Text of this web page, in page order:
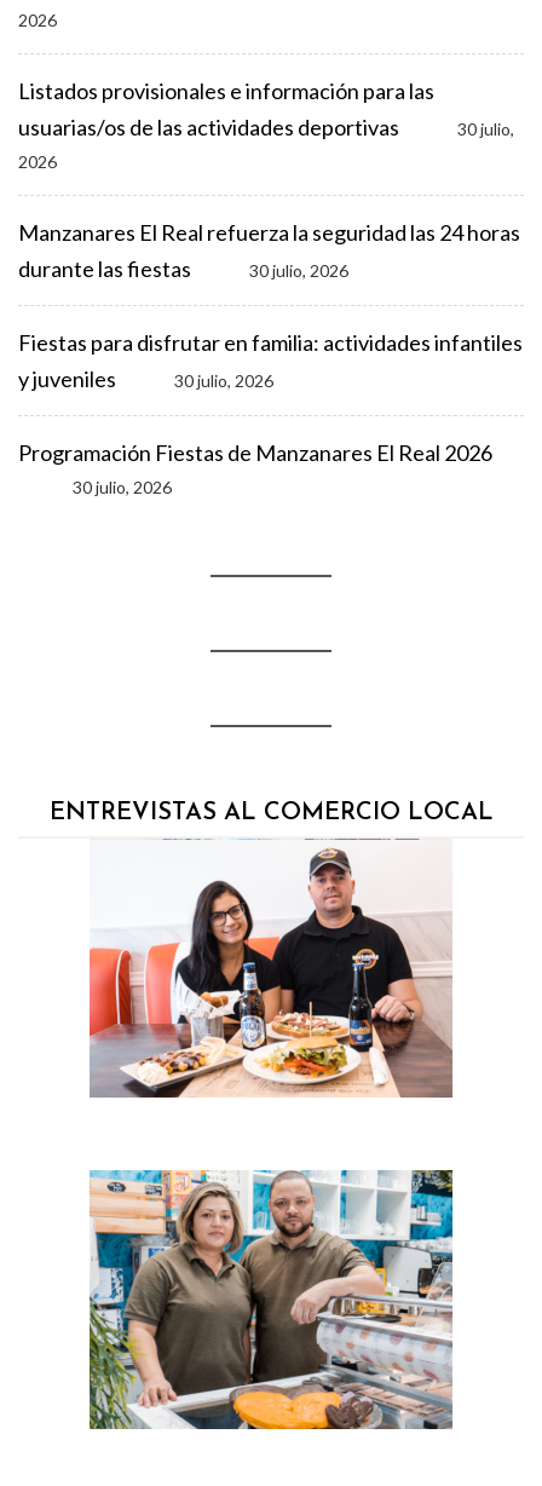
2026
Listados provisionales e información para las
usuarias/os de las actividades deportivas
30 julio,
2026
Manzanares El Real refuerza la seguridad las 24 horas
durante las fiestas
30 julio, 2026
Fiestas para disfrutar en familia: actividades infantiles
y juveniles
30 julio, 2026
Programación Fiestas de Manzanares El Real 2026
30 julio, 2026
ENTREVISTAS AL COMERCIO LOCAL